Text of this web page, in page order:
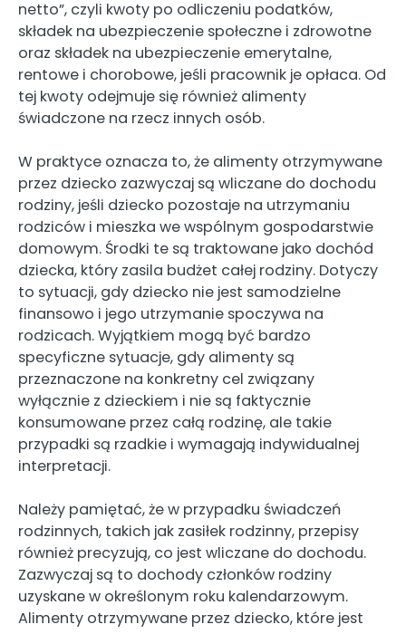
netto”, czyli kwoty po odliczeniu podatków,
składek na ubezpieczenie społeczne i zdrowotne
oraz składek na ubezpieczenie emerytalne,
rentowe i chorobowe, jeśli pracownik je opłaca. Od
tej kwoty odejmuje się również alimenty
świadczone na rzecz innych osób.
W praktyce oznacza to, że alimenty otrzymywane
przez dziecko zazwyczaj są wliczane do dochodu
rodziny, jeśli dziecko pozostaje na utrzymaniu
rodziców i mieszka we wspólnym gospodarstwie
domowym. Środki te są traktowane jako dochód
dziecka, który zasila budżet całej rodziny. Dotyczy
to sytuacji, gdy dziecko nie jest samodzielne
finansowo i jego utrzymanie spoczywa na
rodzicach. Wyjątkiem mogą być bardzo
specyficzne sytuacje, gdy alimenty są
przeznaczone na konkretny cel związany
wyłącznie z dzieckiem i nie są faktycznie
konsumowane przez całą rodzinę, ale takie
przypadki są rzadkie i wymagają indywidualnej
interpretacji.
Należy pamiętać, że w przypadku świadczeń
rodzinnych, takich jak zasiłek rodzinny, przepisy
również precyzują, co jest wliczane do dochodu.
Zazwyczaj są to dochody członków rodziny
uzyskane w określonym roku kalendarzowym.
Alimenty otrzymywane przez dziecko, które jest